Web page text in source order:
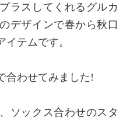
ラスしてくれるグルカ
デザインで春から秋口
イテムです。
合わせてみました!
ソックス合わせのスタ